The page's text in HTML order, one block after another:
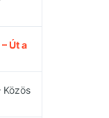
Út a
Közös